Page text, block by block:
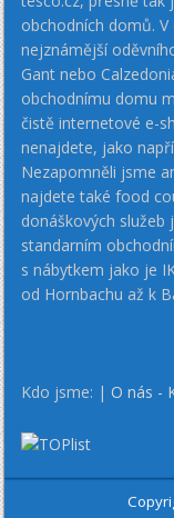
obchodních domů.
nejznámější
Gant nebo
obchodnímu domu
čistě internetové e-
nenajdete, jako
Nezapomněli jsme
najdete také food
donáškových
standarním
s nábytkem jako je
od Hornbachu až k
Kdo jsme: |O nás -